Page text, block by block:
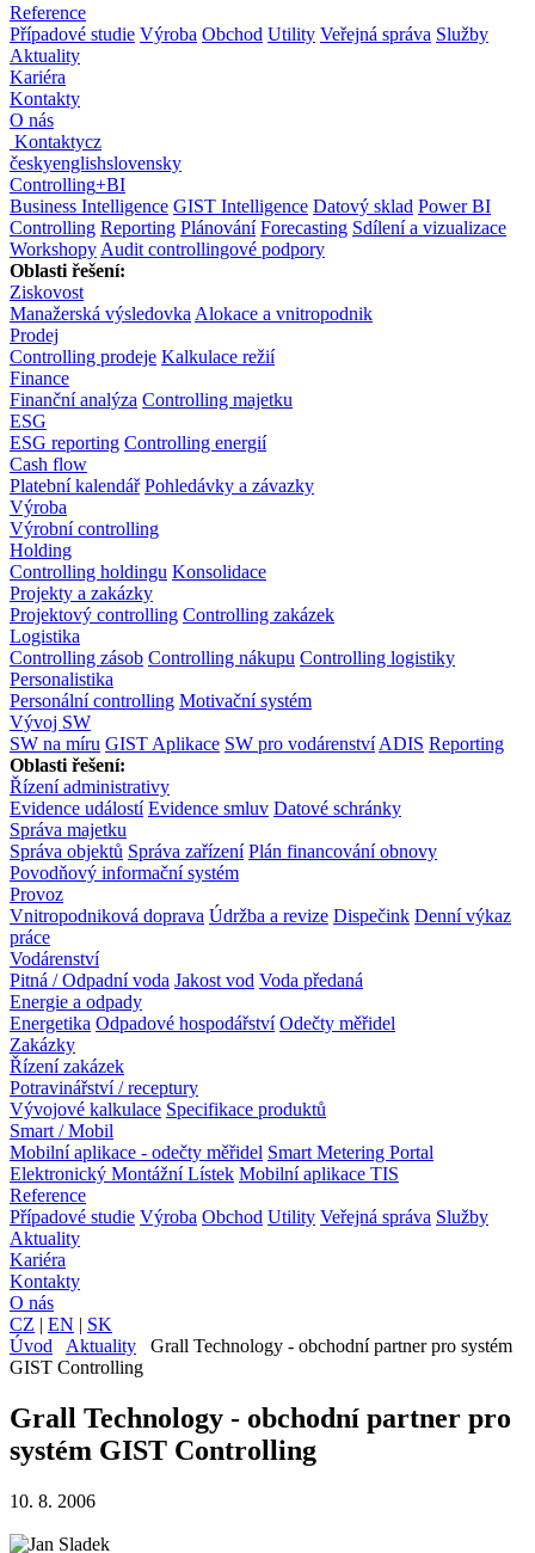
Reference
Případové studie Výroba Obchod Utility Veřejná správa Služby
Aktuality
Kariéra
Kontakty
O nás
Kontaktycz
českyenglishslovensky
Controlling+BI
Business Intelligence GIST Intelligence Datový sklad Power BI
Controlling Reporting Plánování Forecasting Sdílení a vizualizace
Workshopy Audit controllingové podpory
Oblasti řešení:
Ziskovost
Manažerská výsledovka Alokace a vnitropodnik
Prodej
Controlling prodeje Kalkulace režií
Finance
Finanční analýza Controlling majetku
ESG
ESG reporting Controlling energií
Cash flow
Platební kalendář Pohledávky a závazky
Výroba
Výrobní controlling
Holding
Controlling holdingu Konsolidace
Projekty a zakázky
Projektový controlling Controlling zakázek
Logistika
Controlling zásob Controlling nákupu Controlling logistiky
Personalistika
Personální controlling Motivační systém
Vývoj SW
SW na míru GIST Aplikace SW pro vodárenství ADIS Reporting
Oblasti řešení:
Řízení administrativy
Evidence událostí Evidence smluv Datové schránky
Správa majetku
Správa objektů Správa zařízení Plán financování obnovy
Povodňový informační systém
Provoz
Vnitropodniková doprava Údržba a revize Dispečink Denní výkaz
práce
Vodárenství
Pitná / Odpadní voda Jakost vod Voda předaná
Energie a odpady
Energetika Odpadové hospodářství Odečty měřidel
Zakázky
Řízení zakázek
Potravinářství / receptury
Vývojové kalkulace Specifikace produktů
Smart / Mobil
Mobilní aplikace - odečty měřidel Smart Metering Portal
Elektronický Montážní Lístek Mobilní aplikace TIS
Reference
Případové studie Výroba Obchod Utility Veřejná správa Služby
Aktuality
Kariéra
Kontakty
O nás
CZ | EN | SK
Úvod
Aktuality
Grall Technology - obchodní partner pro systém
GIST Controlling
Grall Technology - obchodní partner pro
systém GIST Controlling
10. 8. 2006